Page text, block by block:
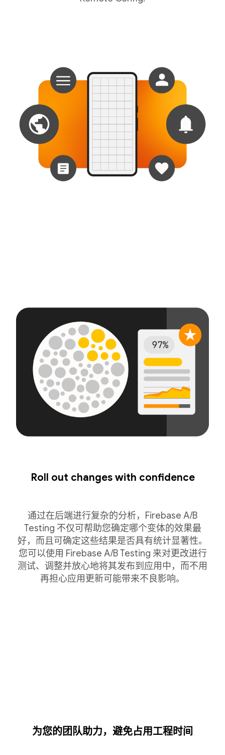
Roll out changes with confidence
通过在后端进行复杂的分析，Firebase A/B
Testing 不仅可帮助您确定哪个变体的效果最
好，而且可确定这些结果是否具有统计显著性。
您可以使用 Firebase A/B Testing 来对更改进行
测试、调整并放心地将其发布到应用中，而不用
再担心应用更新可能带来不良影响。
为您的团队助力，避免占用工程时间